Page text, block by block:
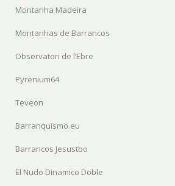
Montanha Madeira
Montanhas de Barrancos
Observatori de l’Ebre
Pyrenium64
Teveon
Barranquismo.eu
Barrancos Jesustbo
El Nudo Dinamico Doble